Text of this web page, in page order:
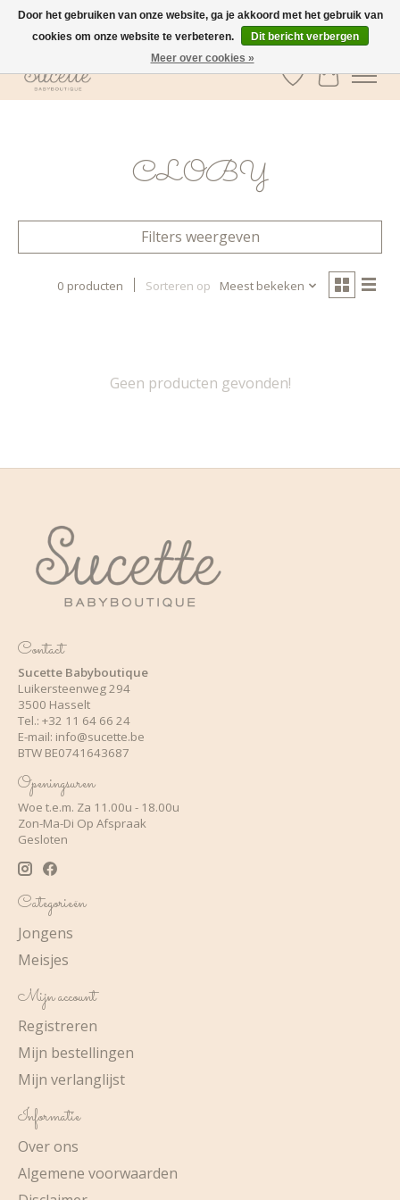
GRATIS verzending vanaf €100 in België
Verlanglijst
CLOBY
Filters weergeven
0 producten Sorteren op Meest bekeken
Geen producten gevonden!
Contact
Sucette Babyboutique
Luikersteenweg 294
3500 Hasselt
Tel.: +32 11 64 66 24
E-mail: info@sucette.be
BTW BE0741643687
Openingsuren
Woe t.e.m. Za 11.00u - 18.00u
Zon-Ma-Di Op Afspraak
Gesloten
Categorieën
Jongens
Meisjes
Mijn account
Registreren
Mijn bestellingen
Mijn verlanglijst
Informatie
Over ons
Algemene voorwaarden
Door het gebruiken van onze website, ga je akkoord met het gebruik van
cookies om onze website te verbeteren.
Dit bericht verbergen
Meer over cookies »